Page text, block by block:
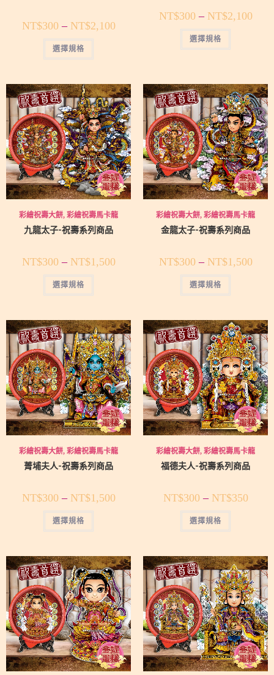
NT$300– NT$2,100
選擇規格
NT$300– NT$2,100
選擇規格
彩繪祝壽大餅, 彩繪祝壽馬卡龍
九龍太子-祝壽系列商品
NT$300– NT$1,500
選擇規格
彩繪祝壽大餅, 彩繪祝壽馬卡龍
金龍太子-祝壽系列商品
NT$300– NT$1,500
選擇規格
彩繪祝壽大餅, 彩繪祝壽馬卡龍
菁埔夫人-祝壽系列商品
NT$300– NT$1,500
選擇規格
彩繪祝壽大餅, 彩繪祝壽馬卡龍
福德夫人-祝壽系列商品
NT$300– NT$350
選擇規格